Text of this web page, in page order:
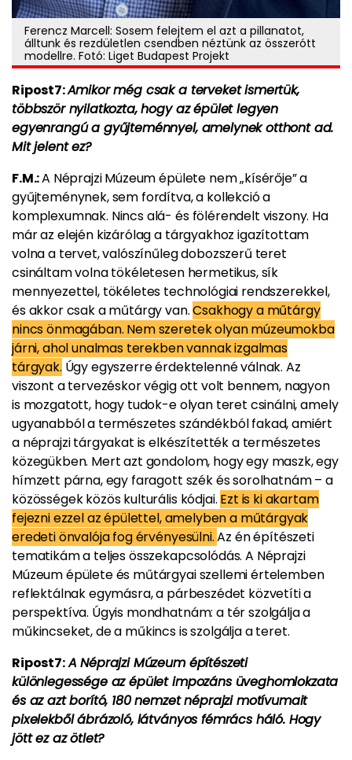
Ferencz Marcell: Sosem felejtem el azt a pillanatot,
álltunk és rezdületlen csendben néztünk az összerótt
modellre. Fotó: Liget Budapest Projekt
Ripost7:Amikor még csak a terveket ismertük,
többször nyilatkozta, hogy az épület legyen
egyenrangú a gyűjteménnyel, amelynek otthont ad.
Mit jelent ez?
F.M.:A Néprajzi Múzeum épülete nem „kísérője” a
gyűjteménynek, sem fordítva, a kollekció a
komplexumnak. Nincs alá- és fölérendelt viszony. Ha
már az elején kizárólag a tárgyakhoz igazítottam
volna a tervet, valószínűleg dobozszerű teret
csináltam volna tökéletesen hermetikus, sík
mennyezettel, tökéletes technológiai rendszerekkel,
és akkor csak a műtárgy van.Csakhogy a műtárgy
nincs önmagában. Nem szeretek olyan múzeumokba
járni, ahol unalmas terekben vannak izgalmas
tárgyak. Úgy egyszerre érdektelenné válnak. Az
viszont a tervezéskor végig ott volt bennem, nagyon
is mozgatott, hogy tudok-e olyan teret csinálni, amely
ugyanabból a természetes szándékból fakad, amiért
a néprajzi tárgyakat is elkészítették a természetes
közegükben. Mert azt gondolom, hogy egy maszk, egy
hímzett párna, egy faragott szék és sorolhatnám – a
közösségek közös kulturális kódjai. Ezt is ki akartam
fejezni ezzel az épülettel, amelyben a műtárgyak
eredeti önvalója fog érvényesülni.Az én építészeti
tematikám a teljes összekapcsolódás. A Néprajzi
Múzeum épülete és műtárgyai szellemi értelemben
reflektálnak egymásra, a párbeszédet közvetíti a
perspektíva. Úgyis mondhatnám: a tér szolgálja a
műkincseket, de a műkincs is szolgálja a teret.
Ripost7:A Néprajzi Múzeum építészeti
különlegessége az épület impozáns üveghomlokzata
és az azt borító, 180 nemzet néprajzi motívumait
pixelekből ábrázoló, látványos fémrács háló. Hogy
jött ez az ötlet?